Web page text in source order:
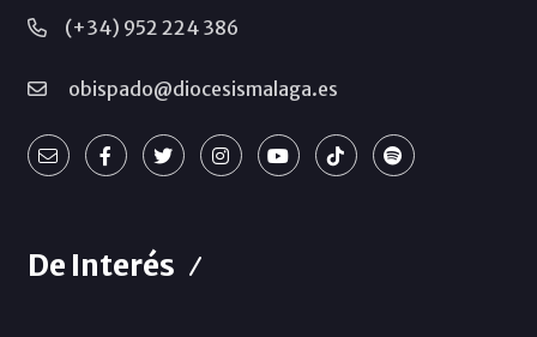
(+34) 952 224 386
obispado@diocesismalaga.es
De Interés